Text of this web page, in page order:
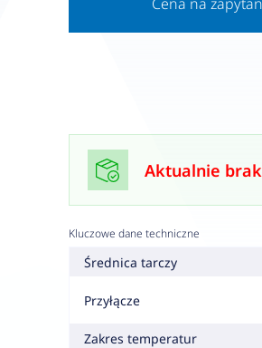
Aktualnie
Kluczowe dane techniczne
Średnica tarczy
Przyłącze
Zakres temperatur